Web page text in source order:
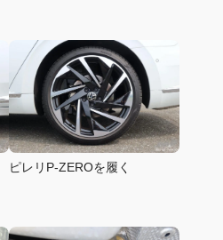
ピレリP-ZEROを履く